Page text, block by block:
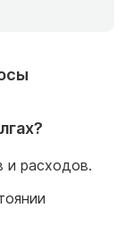
и расходов.